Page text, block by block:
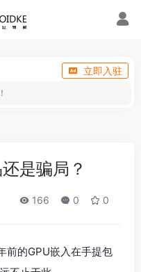
立即入驻
是骗局？
166 0 0
前的GPU嵌入在手提包